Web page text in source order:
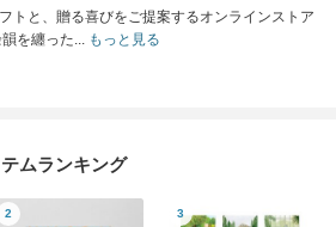
トと、贈る喜びをご提案するオンラインストア
を纏った...もっと見る
ムランキング